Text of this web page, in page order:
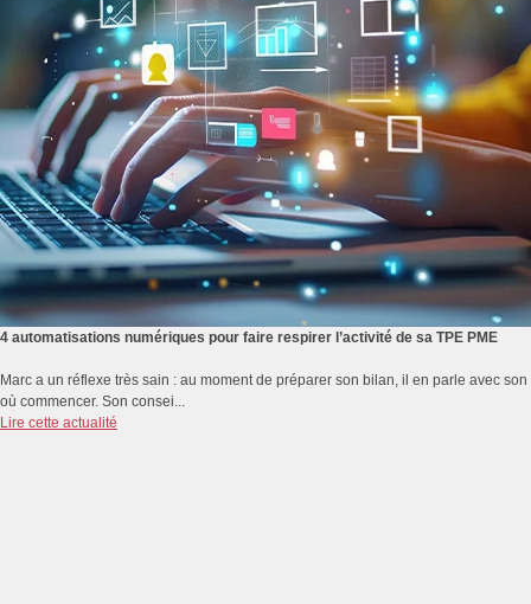
4 automatisations numériques pour faire respirer l’activité de sa TPE PME
Marc a un réflexe très sain : au moment de préparer son bilan, il en parle avec
où commencer. Son consei...
Lire cette actualité